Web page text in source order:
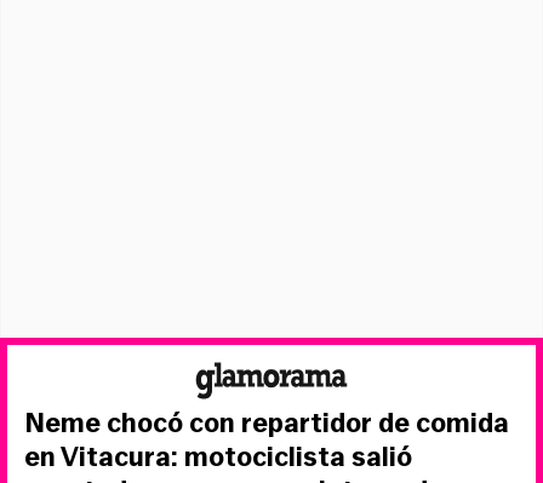
Neme chocó con repartidor de comida
en Vitacura: motociclista salió